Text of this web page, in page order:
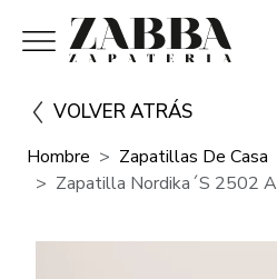
VOLVER ATRÁS
Hombre
Zapatillas De Casa
Zapatilla Nordika´s 2502